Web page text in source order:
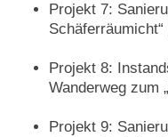
Projekt 7:
Projekt 8:
Wanderweg zum
Projekt 9: